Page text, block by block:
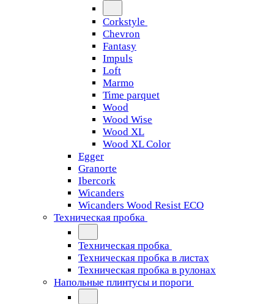
Corkstyle
Chevron
Fantasy
Impuls
Loft
Marmo
Time parquet
Wood
Wood Wise
Wood XL
Wood XL Color
Egger
Granorte
Ibercork
Wicanders
Wicanders Wood Resist ECO
Техническая пробка
Техническая пробка
Техническая пробка в листах
Техническая пробка в рулонах
Напольные плинтусы и пороги